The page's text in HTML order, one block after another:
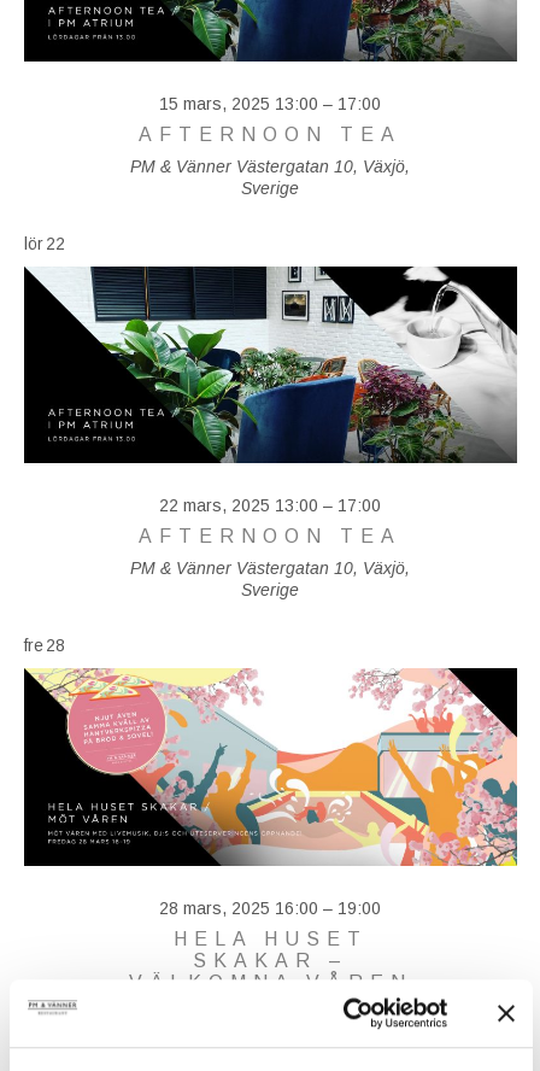
15 mars, 2025 13:00 – 17:00
AFTERNOON TEA
PM & Vänner Västergatan 10, Växjö,
Sverige
lör 22
22 mars, 2025 13:00 – 17:00
AFTERNOON TEA
PM & Vänner Västergatan 10, Växjö,
Sverige
fre 28
28 mars, 2025 16:00 – 19:00
HELA HUSET
SKAKAR –
VÄLKOMNA VÅREN
Västergatan 10, Växjö,